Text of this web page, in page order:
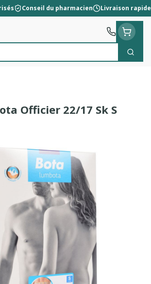
Conseil du pharmacien Livraison rapide
Officier 22/17 Sk S